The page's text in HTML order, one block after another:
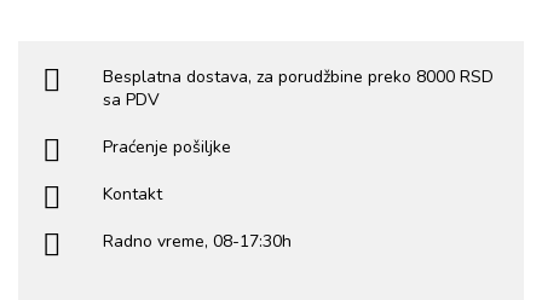
Besplatna dostava, za porudžbine preko 8000 RSD
sa PDV
Praćenje pošiljke
Kontakt
Radno vreme, 08-17:30h